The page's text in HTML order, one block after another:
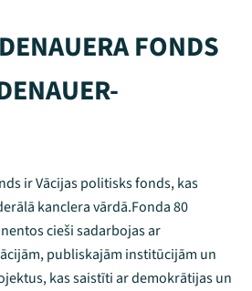
FONDS
ir Vācijas politisks fonds, kas
kanclera vārdā.Fonda 80
cieši sadarbojas ar
publiskajām institūcijām un
kas saistīti ar demokrātijas un